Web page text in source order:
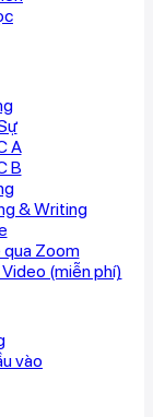
A
B
& Writing
qua Zoom
(miễn phí)
vào